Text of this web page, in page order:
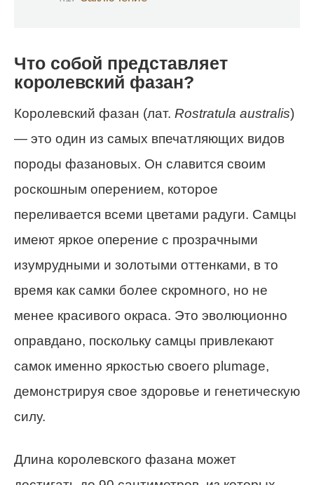
Что собой представляет
королевский фазан?
Королевский фазан (лат. Rostratula australis)
— это один из самых впечатляющих видов
породы фазановых. Он славится своим
роскошным оперением, которое
переливается всеми цветами радуги. Самцы
имеют яркое оперение с прозрачными
изумрудными и золотыми оттенками, в то
время как самки более скромного, но не
менее красивого окраса. Это эволюционно
оправдано, поскольку самцы привлекают
самок именно яркостью своего plumage,
демонстрируя свое здоровье и генетическую
силу.
Длина королевского фазана может